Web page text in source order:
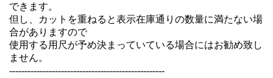
できます。
但し、カットを重ねると表示在庫通りの数量に満たない場
合がありますので
使用する用尺が予め決まっていている場合にはお勧め致し
ません。
---------------------------------------------------